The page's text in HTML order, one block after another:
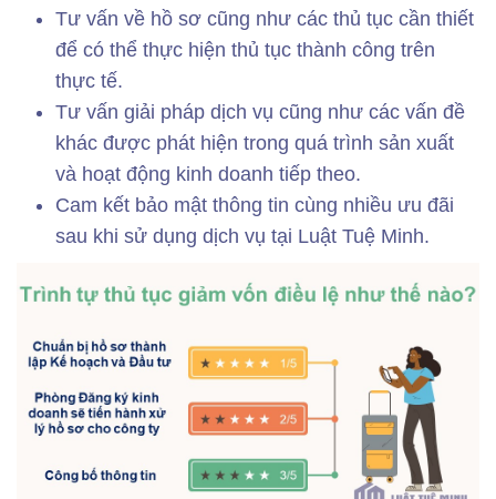
Tư vấn về hồ sơ cũng như các thủ tục cần thiết
để có thể thực hiện thủ tục thành công trên
thực tế.
Tư vấn giải pháp dịch vụ cũng như các vấn đề
khác được phát hiện trong quá trình sản xuất
và hoạt động kinh doanh tiếp theo.
Cam kết bảo mật thông tin cùng nhiều ưu đãi
sau khi sử dụng dịch vụ tại Luật Tuệ Minh.